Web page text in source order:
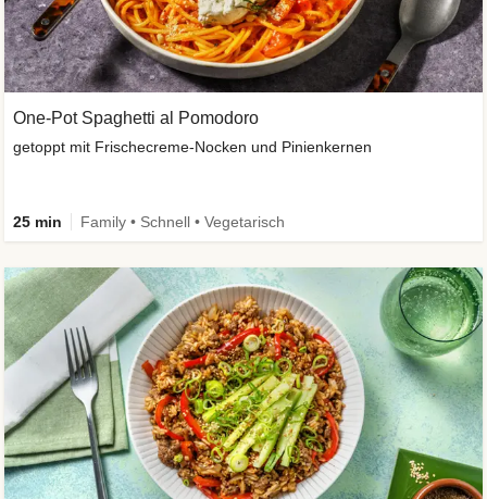
One-Pot Spaghetti al Pomodoro
getoppt mit Frischecreme-Nocken und Pinienkernen
25 min Family • Schnell • Vegetarisch